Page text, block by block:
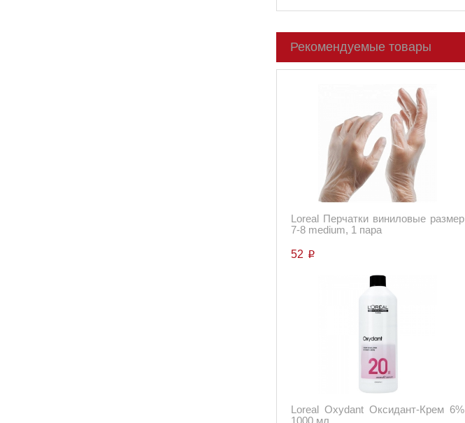
Рекомендуемые товары
Loreal Перчатки виниловые размер
7-8 medium, 1 пара
52 p
Loreal Oxydant Оксидант-Крем 6%
1000 мл